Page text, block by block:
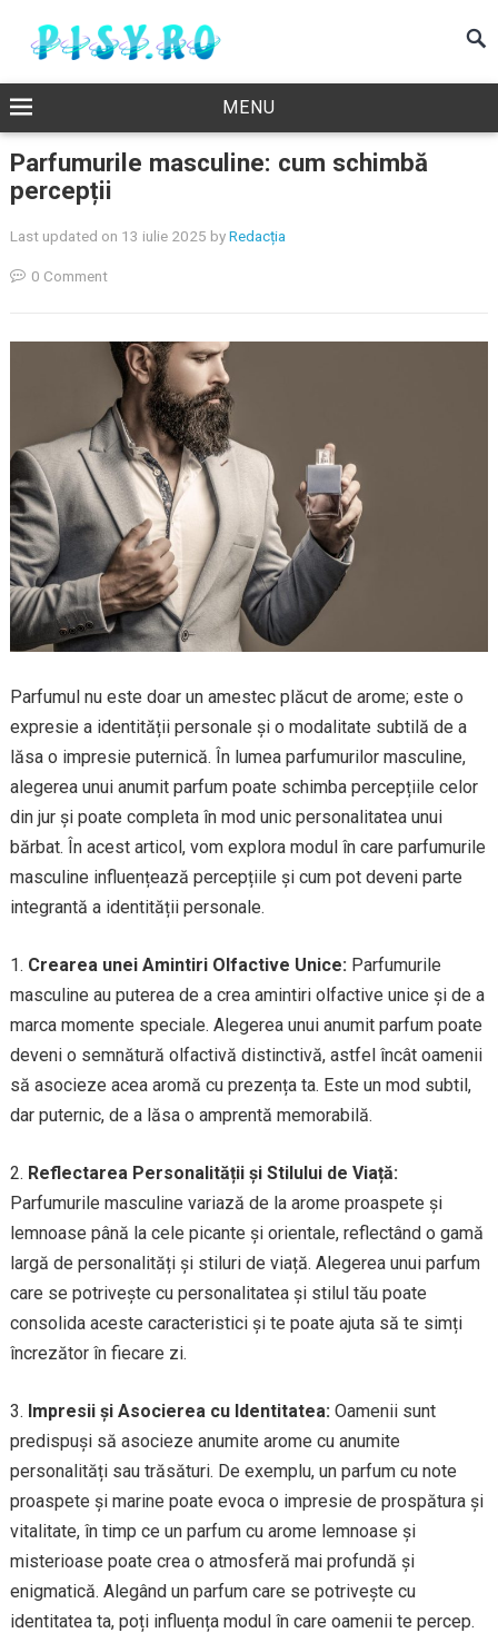
MENU
Parfumurile masculine: cum schimbă
percepții
Last updated on 13 iulie 2025 byRedacția
0 Comment
Parfumul nu este doar un amestec plăcut de arome; este o
expresie a identității personale și o modalitate subtilă de a
lăsa o impresie puternică. În lumea parfumurilor masculine,
alegerea unui anumit parfum poate schimba percepțiile celor
din jur și poate completa în mod unic personalitatea unui
bărbat. În acest articol, vom explora modul în care parfumurile
masculine influențează percepțiile și cum pot deveni parte
integrantă a identității personale.
1. Crearea unei Amintiri Olfactive Unice: Parfumurile
masculine au puterea de a crea amintiri olfactive unice și de a
marca momente speciale. Alegerea unui anumit parfum poate
deveni o semnătură olfactivă distinctivă, astfel încât oamenii
să asocieze acea aromă cu prezența ta. Este un mod subtil,
dar puternic, de a lăsa o amprentă memorabilă.
2. Reflectarea Personalității și Stilului de Viață:
Parfumurile masculine variază de la arome proaspete și
lemnoase până la cele picante și orientale, reflectând o gamă
largă de personalități și stiluri de viață. Alegerea unui parfum
care se potrivește cu personalitatea și stilul tău poate
consolida aceste caracteristici și te poate ajuta să te simți
încrezător în fiecare zi.
3. Impresii și Asocierea cu Identitatea: Oamenii sunt
predispuși să asocieze anumite arome cu anumite
personalități sau trăsături. De exemplu, un parfum cu note
proaspete și marine poate evoca o impresie de prospătura și
vitalitate, în timp ce un parfum cu arome lemnoase și
misterioase poate crea o atmosferă mai profundă și
enigmatică. Alegând un parfum care se potrivește cu
identitatea ta, poți influența modul în care oamenii te percep.